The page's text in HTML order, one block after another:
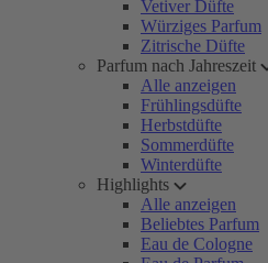
Vetiver Düfte
Würziges Parfum
Zitrische Düfte
Parfum nach Jahreszeit
Alle anzeigen
Frühlingsdüfte
Herbstdüfte
Sommerdüfte
Winterdüfte
Highlights
Alle anzeigen
Beliebtes Parfum
Eau de Cologne